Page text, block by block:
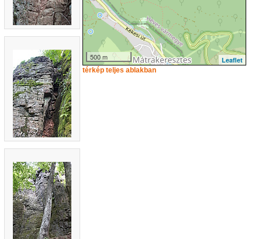
500 m Leaflet
térkép teljes ablakban